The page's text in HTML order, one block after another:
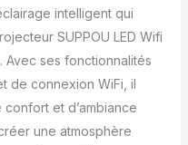
intelligent qui
SUPPOU LED Wifi
Avec ses fonctionnalités
de connexion WiFi, il
et d’ambiance
une atmosphère